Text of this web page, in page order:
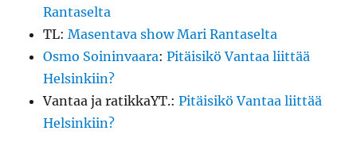
Rantaselta
TL:Masentava show Mari Rantaselta
Osmo Soininvaara:Pitäisikö Vantaa liittää
Helsinkiin?
Vantaa ja ratikkaYT.:Pitäisikö Vantaa liittää
Helsinkiin?